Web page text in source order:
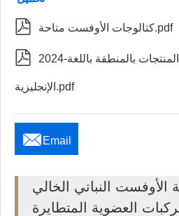
 كتالوجات الأوفست متاحة.pdf
 2024-طباعة كتالوجات المنتجات بالمنطقة باللغة
الإنجليزية.pdf
 Email
طباعة الأوفست النباتي الخالي
العضوية المتطايرة